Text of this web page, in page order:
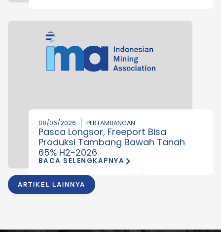
ARTIKEL LAINNYA
08/06/2026 PERTAMBANGAN
Pasca Longsor, Freeport Bisa
Produksi Tambang Bawah Tanah
65% H2-2026
BACA SELENGKAPNYA